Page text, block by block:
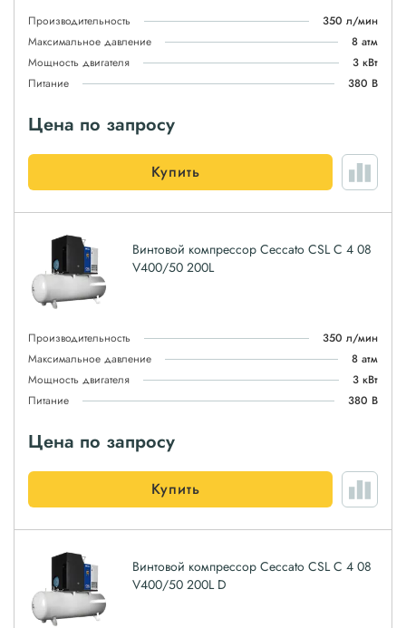
Производительность
350 л/мин
Максимальное давление
8 атм
Мощность двигателя
3 кВт
Питание
380 В
Цена по запросу
Купить
Винтовой компрессор Ceccato CSL C 4 08
V400/50 200L
Производительность
350 л/мин
Максимальное давление
8 атм
Мощность двигателя
3 кВт
Питание
380 В
Цена по запросу
Купить
Винтовой компрессор Ceccato CSL C 4 08
V400/50 200L D